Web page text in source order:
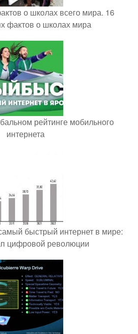
о школах всего мира. 16
фактов о школах мира
рейтинге мобильного
интернета
быстрый интернет в мире:
цифровой революции